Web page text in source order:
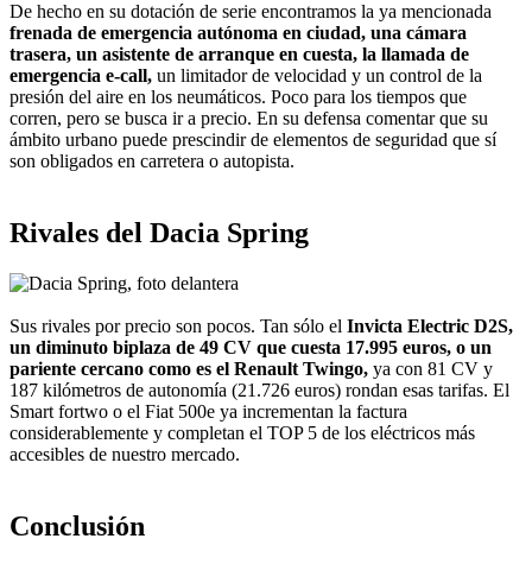
De hecho en su dotación de serie encontramos la ya mencionada
frenada de emergencia autónoma en ciudad, una cámara
trasera, un asistente de arranque en cuesta, la llamada de
emergencia e-call, un limitador de velocidad y un control de la
presión del aire en los neumáticos. Poco para los tiempos que
corren, pero se busca ir a precio. En su defensa comentar que su
ámbito urbano puede prescindir de elementos de seguridad que sí
son obligados en carretera o autopista.
Rivales del Dacia Spring
Sus rivales por precio son pocos. Tan sólo el Invicta Electric D2S,
un diminuto biplaza de 49 CV que cuesta 17.995 euros, o un
pariente cercano como es el Renault Twingo, ya con 81 CV y
187 kilómetros de autonomía (21.726 euros) rondan esas tarifas. El
Smart fortwo o el Fiat 500e ya incrementan la factura
considerablemente y completan el TOP 5 de los eléctricos más
accesibles de nuestro mercado.
Conclusión